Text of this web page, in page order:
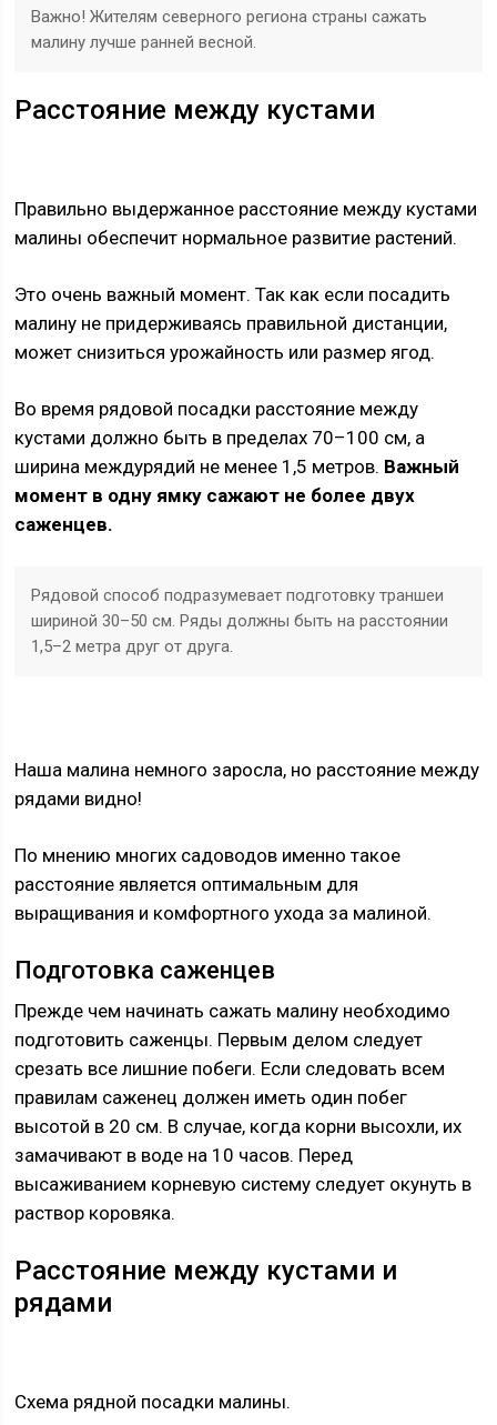
Важно! Жителям северного региона страны сажать
малину лучше ранней весной.
Расстояние между кустами
Правильно выдержанное расстояние между кустами
малины обеспечит нормальное развитие растений.
Это очень важный момент. Так как если посадить
малину не придерживаясь правильной дистанции,
может снизиться урожайность или размер ягод.
Во время рядовой посадки расстояние между
кустами должно быть в пределах 70–100 см, а
ширина междурядий не менее 1,5 метров. Важный
момент в одну ямку сажают не более двух
саженцев.
Рядовой способ подразумевает подготовку траншеи
шириной 30–50 см. Ряды должны быть на расстоянии
1,5–2 метра друг от друга.
Наша малина немного заросла, но расстояние между
рядами видно!
По мнению многих садоводов именно такое
расстояние является оптимальным для
выращивания и комфортного ухода за малиной.
Подготовка саженцев
Прежде чем начинать сажать малину необходимо
подготовить саженцы. Первым делом следует
срезать все лишние побеги. Если следовать всем
правилам саженец должен иметь один побег
высотой в 20 см. В случае, когда корни высохли, их
замачивают в воде на 10 часов. Перед
высаживанием корневую систему следует окунуть в
раствор коровяка.
Расстояние между кустами и
рядами
Схема рядной посадки малины.